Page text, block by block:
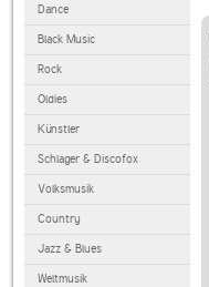
Dance
Black Music
Rock
Oldies
Künstler
Schlager & Discofox
Volksmusik
Country
Jazz & Blues
Weltmusik